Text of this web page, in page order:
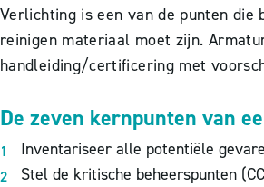
Verlichting is een van de punten
reinigen materiaal moet zijn.
handleiding/certificering met
De zeven kernpunten van
Inventariseer alle potentiële
Stel de kritische beheerspunten